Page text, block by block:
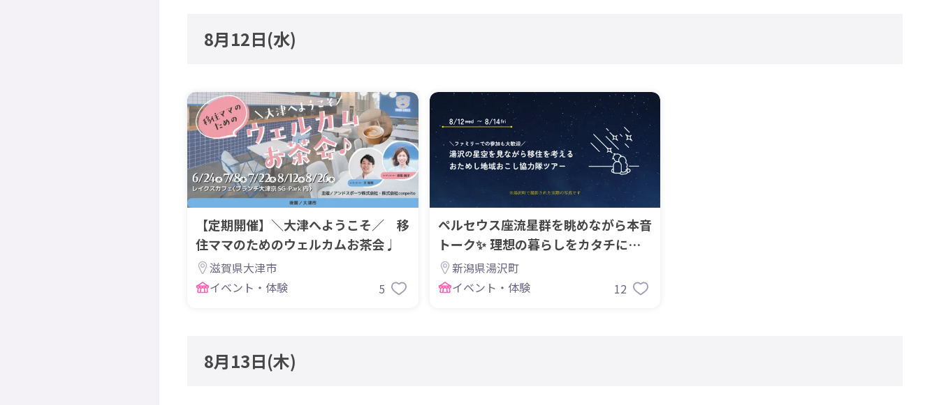
8月12日(水)
【定期開催】＼大津へようこそ／ 移
住ママのためのウェルカムお茶会♩
滋賀県大津市
イベント・体験
5
ペルセウス座流星群を眺めながら本音
トーク✨ 理想の暮らしをカタチにす
る2泊3日
新潟県湯沢町
イベント・体験
12
8月13日(木)